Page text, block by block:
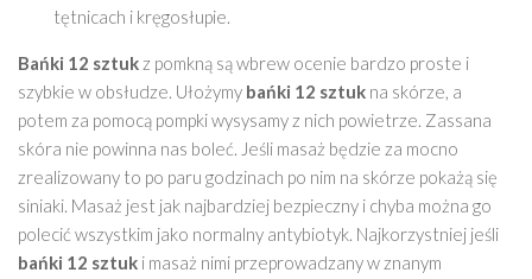
tętnicach i kręgosłupie.
Bańki 12 sztuk z pomkną są wbrew ocenie bardzo proste i
szybkie w obsłudze. Ułożymy bańki 12 sztuk na skórze, a
potem za pomocą pompki wysysamy z nich powietrze. Zassana
skóra nie powinna nas boleć. Jeśli masaż będzie za mocno
zrealizowany to po paru godzinach po nim na skórze pokażą się
siniaki. Masaż jest jak najbardziej bezpieczny i chyba można go
polecić wszystkim jako normalny antybiotyk. Najkorzystniej jeśli
bańki 12 sztuk i masaż nimi przeprowadzany w znanym